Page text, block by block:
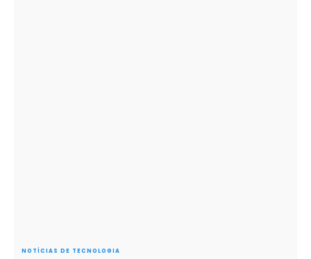
NOTÍCIAS DE TECNOLOGIA